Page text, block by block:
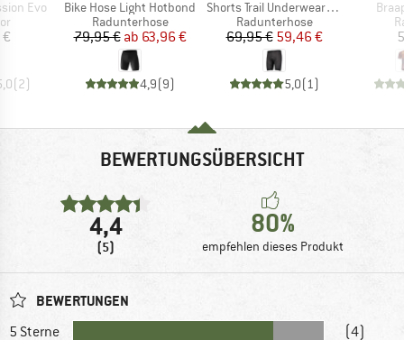
Evo
(2)
Artikel
Bike Hose Light Hotbond
Produktgruppe
Radunterhose
Preis
79,95 € reduzierter Preis
ab 63,96 €
4,9(9)
Artikel
Shorts Trail Underwear Pro +++
Produktgruppe
Radunterhose
Preis
69,95 €reduzierter Preis
59,46 €
5,0(1 )
BEWERTUNGSÜBERSICHT
4,4
(5)
80%
empfehlen dieses Produkt
BEWERTUNGEN
5 Sterne
(4)